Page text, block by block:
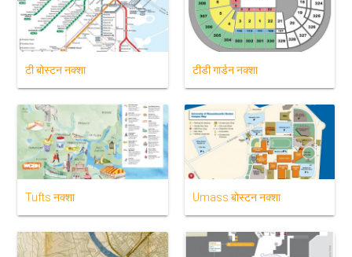
टी बोस्टन नक्शा टीडी गार्डन नक्शा
Tufts नक्शा Umass बोस्टन नक्शा